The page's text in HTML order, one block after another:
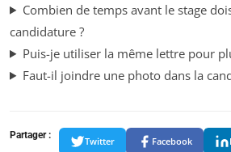
Combien de temps avant le stage
candidature ?
Puis-je utiliser la même lettre pour
Faut-il joindre une photo dans la
Partager :
Twitter Facebook